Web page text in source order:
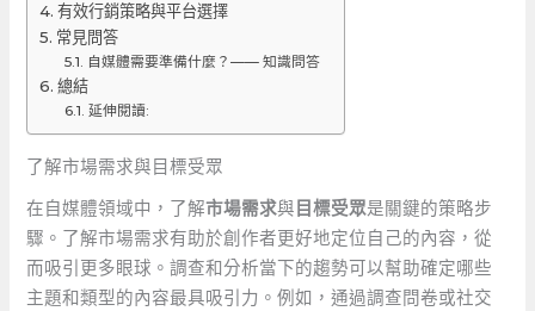
有效行銷策略與平台選擇
常見問答
自媒體需要準備什麼？—— 知識問答
總結
延伸閱讀:
了解市場需求與目標受眾
在自媒體領域中，了解市場需求與 目標受眾是關鍵的策略步
驟。了解市場需求有助於創作者更好地定位自己的內容，從
而吸引更多眼球。調查和分析當下的趨勢可以幫助確定哪些
主題和類型的內容最具吸引力。例如，通過調查問卷或社交